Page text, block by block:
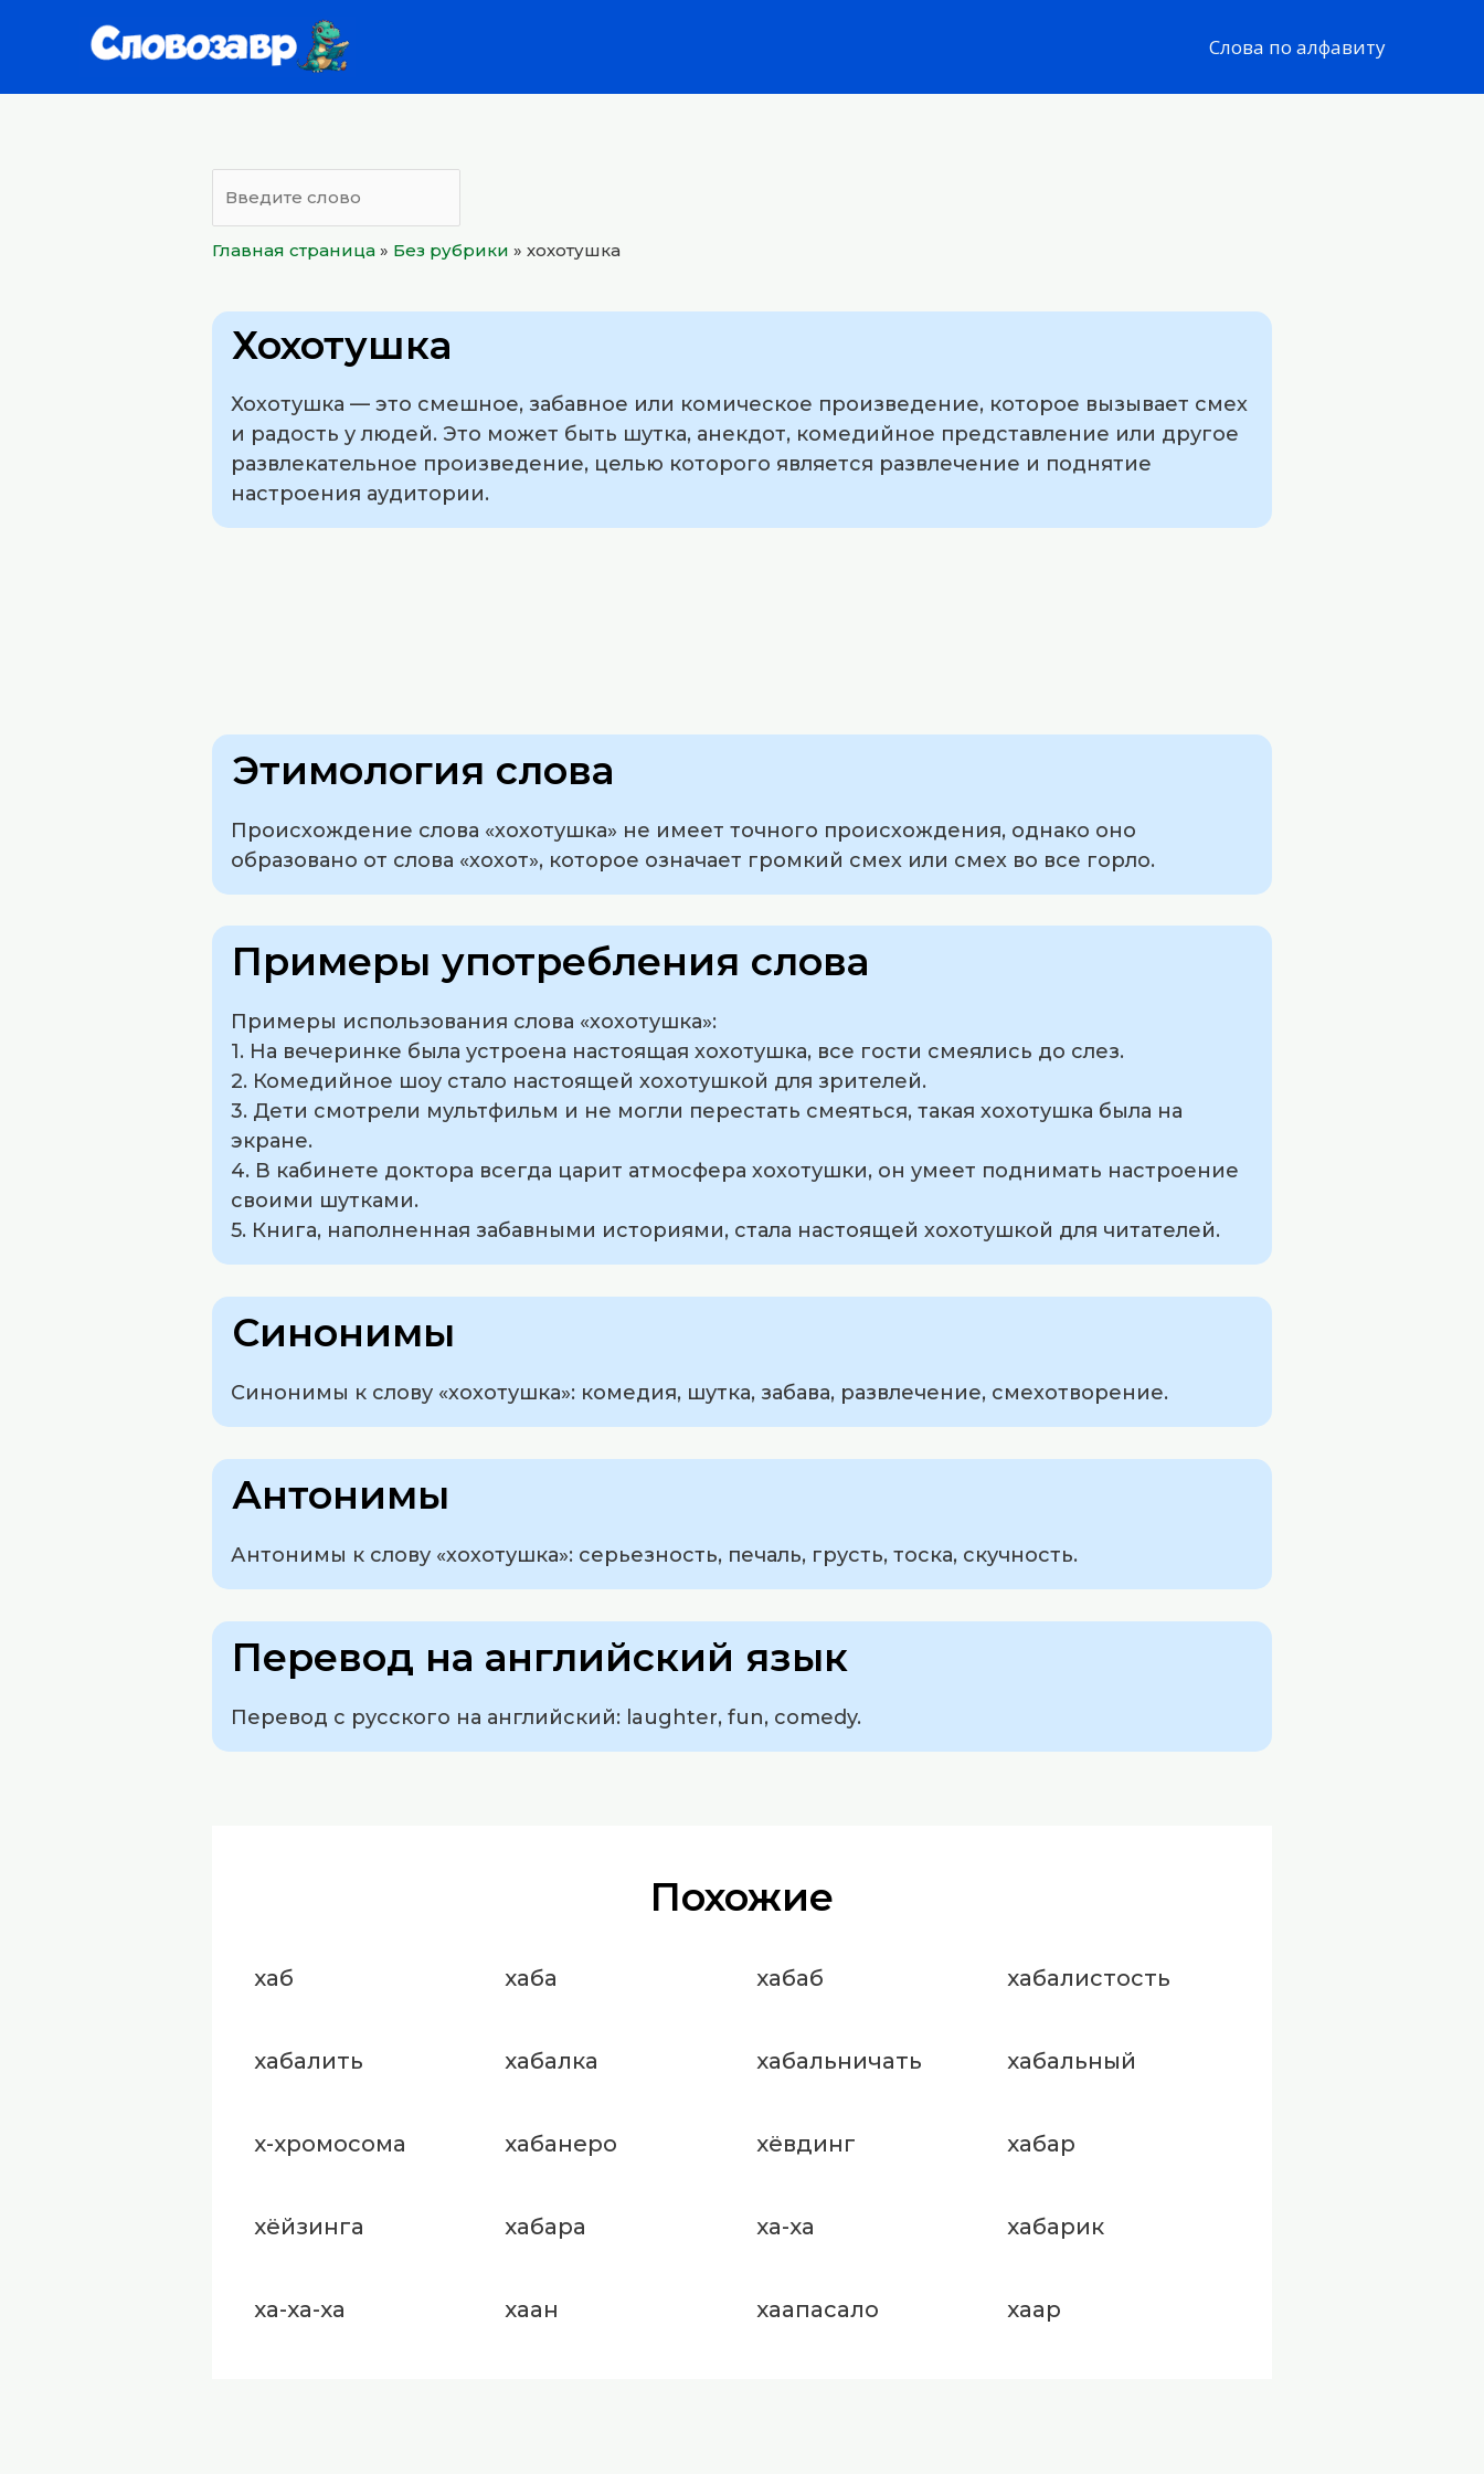
Слова по алфавиту
Главная страница » Без рубрики » хохотушка
Хохотушка
Хохотушка — это смешное, забавное или комическое произведение, которое вызывает смех
и радость у людей. Это может быть шутка, анекдот, комедийное представление или другое
развлекательное произведение, целью которого является развлечение и поднятие
настроения аудитории.
Этимология слова
Происхождение слова «хохотушка» не имеет точного происхождения, однако оно
образовано от слова «хохот», которое означает громкий смех или смех во все горло.
Примеры употребления слова
Примеры использования слова «хохотушка»:
1. На вечеринке была устроена настоящая хохотушка, все гости смеялись до слез.
2. Комедийное шоу стало настоящей хохотушкой для зрителей.
3. Дети смотрели мультфильм и не могли перестать смеяться, такая хохотушка была на
экране.
4. В кабинете доктора всегда царит атмосфера хохотушки, он умеет поднимать настроение
своими шутками.
5. Книга, наполненная забавными историями, стала настоящей хохотушкой для читателей.
Синонимы
Синонимы к слову «хохотушка»: комедия, шутка, забава, развлечение, смехотворение.
Антонимы
Антонимы к слову «хохотушка»: серьезность, печаль, грусть, тоска, скучность.
Перевод на английский язык
Перевод с русского на английский: laughter, fun, comedy.
Похожие
хаб хаба хабаб хабалистость
хабалить хабалка хабальничать хабальный
х-хромосома хабанеро хёвдинг хабар
хёйзинга хабара ха-ха хабарик
ха-ха-ха хаан хаапасало хаар